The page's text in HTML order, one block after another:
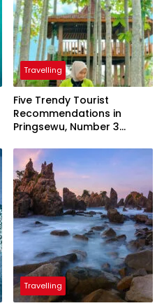
Travelling
Five Trendy Tourist
Recommendations in
Pringsewu, Number 3
President
Travelling